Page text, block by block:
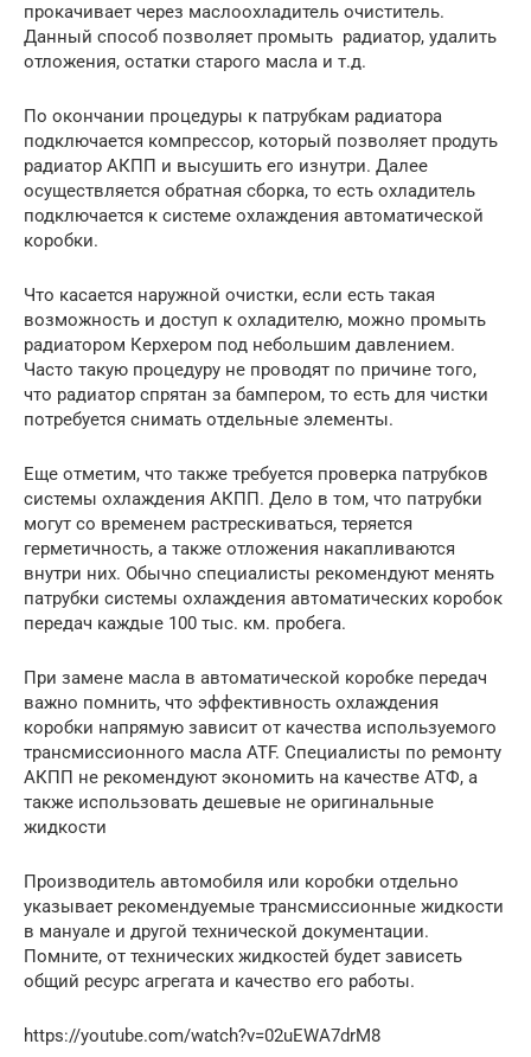
прокачивает через маслоохладитель очиститель.
Данный способ позволяет промыть радиатор, удалить
отложения, остатки старого масла и т.д.
По окончании процедуры к патрубкам радиатора
подключается компрессор, который позволяет продуть
радиатор АКПП и высушить его изнутри. Далее
осуществляется обратная сборка, то есть охладитель
подключается к системе охлаждения автоматической
коробки.
Что касается наружной очистки, если есть такая
возможность и доступ к охладителю, можно промыть
радиатором Керхером под небольшим давлением.
Часто такую процедуру не проводят по причине того,
что радиатор спрятан за бампером, то есть для чистки
потребуется снимать отдельные элементы.
Еще отметим, что также требуется проверка патрубков
системы охлаждения АКПП. Дело в том, что патрубки
могут со временем растрескиваться, теряется
герметичность, а также отложения накапливаются
внутри них. Обычно специалисты рекомендуют менять
патрубки системы охлаждения автоматических коробок
передач каждые 100 тыс. км. пробега.
При замене масла в автоматической коробке передач
важно помнить, что эффективность охлаждения
коробки напрямую зависит от качества используемого
трансмиссионного масла ATF. Специалисты по ремонту
АКПП не рекомендуют экономить на качестве АТФ, а
также использовать дешевые не оригинальные
жидкости
Производитель автомобиля или коробки отдельно
указывает рекомендуемые трансмиссионные жидкости
в мануале и другой технической документации.
Помните, от технических жидкостей будет зависеть
общий ресурс агрегата и качество его работы.
https://youtube.com/watch?v=02uEWA7drM8